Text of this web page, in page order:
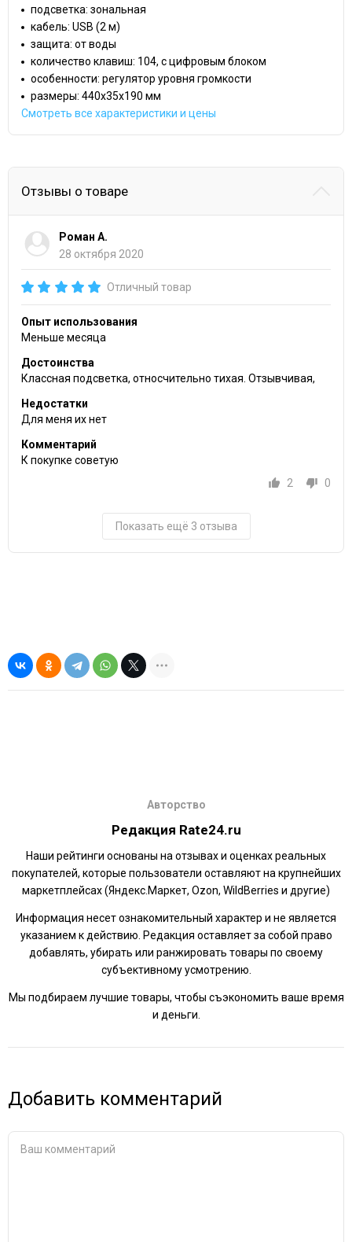
подсветка: зональная
кабель: USB (2 м)
защита: от воды
количество клавиш: 104, с цифровым блоком
особенности: регулятор уровня громкости
размеры: 440x35x190 мм
Смотреть все характеристики и цены
Отзывы о товаре
Роман А.
28 октября 2020
Отличный товар
Опыт использования
Меньше месяца
Достоинства
Классная подсветка, относчительно тихая. Отзывчивая,
Недостатки
Для меня их нет
Комментарий
К покупке советую
2
0
Показать ещё 3 отзыва
Авторство
Редакция Rate24.ru
Наши рейтинги основаны на отзывах и оценках реальных
покупателей, которые пользователи оставляют на крупнейших
маркетплейсах (Яндекс.Маркет, Ozon, WildBerries и другие)
Информация несет ознакомительный характер и не является
указанием к действию. Редакция оставляет за собой право
добавлять, убирать или ранжировать товары по своему
субъективному усмотрению.
Мы подбираем лучшие товары, чтобы съэкономить ваше время
и деньги.
Добавить комментарий